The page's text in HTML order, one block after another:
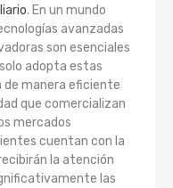
. En un mundo
avanzadas
son esenciales
adopta estas
de manera eficiente
que comercializan
mercados
cuentan con la
la atención
las